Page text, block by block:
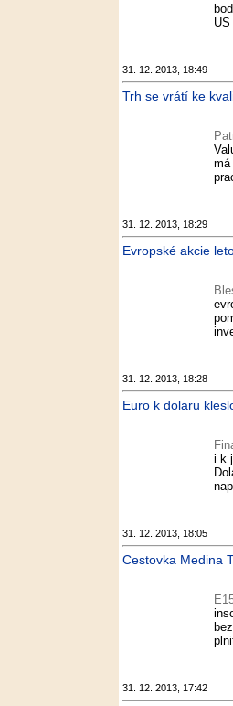
31. 12. 2013, 18:49
Trh se vrátí ke
má
31. 12. 2013, 18:29
Evropské akcie
31. 12. 2013, 18:28
Euro k dolaru
i k
31. 12. 2013, 18:05
Cestovka Medina
31. 12. 2013, 17:42